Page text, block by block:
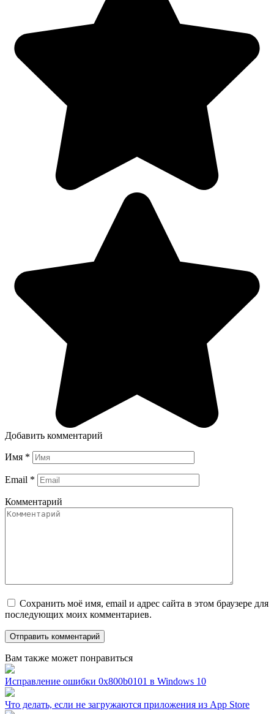
Добавить комментарий
Имя *
Email *
Комментарий
Сохранить моё имя, email и адрес сайта в этом браузере для
последующих моих комментариев.
Вам также может понравиться
Исправление ошибки 0x800b0101 в Windows 10
Что делать, если не загружаются приложения из App Store